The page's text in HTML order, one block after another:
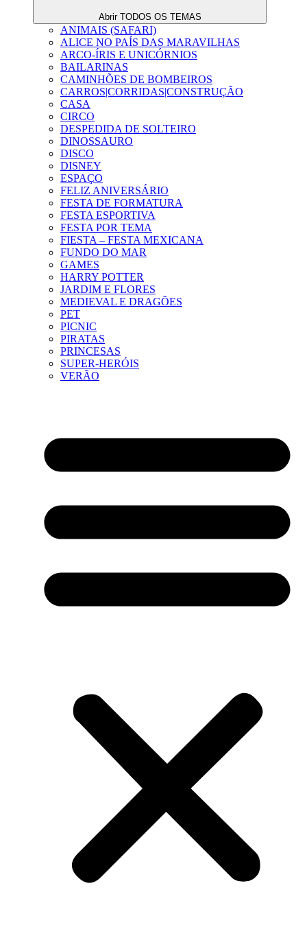
Abrir TODOS OS TEMAS
ANIMAIS (SAFARI)
ALICE NO PAÍS DAS MARAVILHAS
ARCO-ÍRIS E UNICÓRNIOS
BAILARINAS
CAMINHÕES DE BOMBEIROS
CARROS|CORRIDAS|CONSTRUÇÃO
CASA
CIRCO
DESPEDIDA DE SOLTEIRO
DINOSSAURO
DISCO
DISNEY
ESPAÇO
FELIZ ANIVERSÁRIO
FESTA DE FORMATURA
FESTA ESPORTIVA
FESTA POR TEMA
FIESTA – FESTA MEXICANA
FUNDO DO MAR
GAMES
HARRY POTTER
JARDIM E FLORES
MEDIEVAL E DRAGÕES
PET
PICNIC
PIRATAS
PRINCESAS
SUPER-HERÓIS
VERÃO